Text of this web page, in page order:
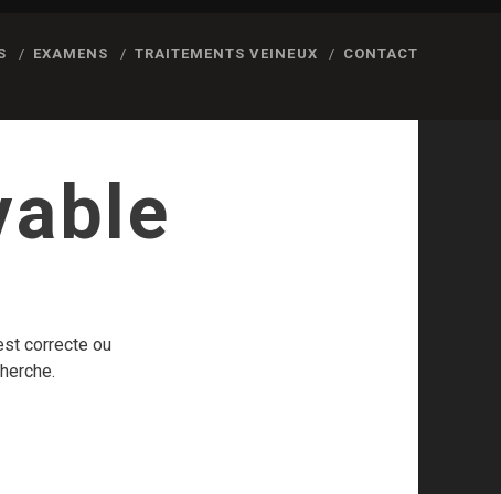
EXAMENS TRAITEMENTS VEINEUX CONTACT
correcte ou